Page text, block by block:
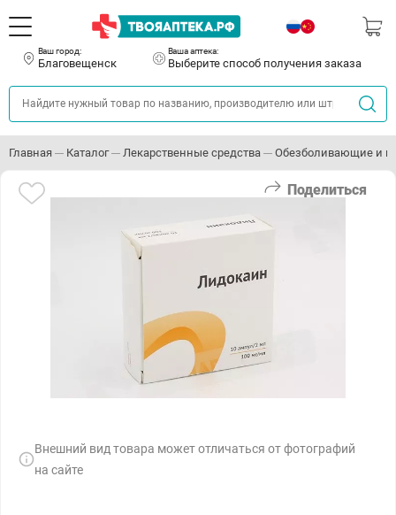
Ваш город:
Благовещенск
Ваша аптека:
Выберите способ получения заказа
Главная Каталог Лекарственные средства Обезболивающие и
Поделиться
Внешний вид товара может отличаться от фотографий
на сайте